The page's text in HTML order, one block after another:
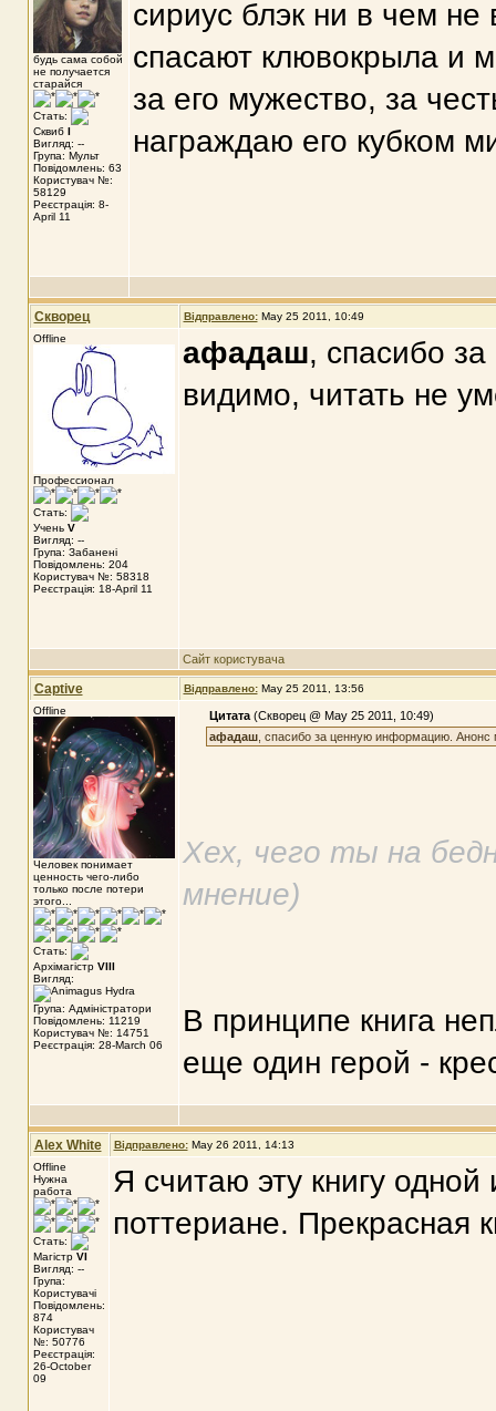
будь сама собой
не получается
старайся
Стать:
Сквиб I
Вигляд: --
Група: Мульт
Повідомлень: 63
Користувач №:
58129
Реєстрація: 8-
April 11
сириус блэк ни в чем
спасают клювокрыла и
за его мужество, за
награждаю его кубком
Скворец Відправлено: May 25 2011, 10:49
Offline
Профессионал
Стать:
Учень V
Вигляд: --
Група: Забанені
Повідомлень: 204
Користувач №: 58318
Реєстрація: 18-April 11
афадаш, спасибо
видимо, читать не
Сайт користувача
Captive Відправлено: May 25 2011, 13:56
Offline
Человек понимает
ценность чего-либо
только после потери
этого...
Стать:
Архімагістр VIII
Вигляд:
Група: Адміністратори
Повідомлень: 11219
Користувач №: 14751
Реєстрація: 28-March 06
Цитата(Скворец @ May 25 2011, 10:49)
афадаш, спасибо за ценную информацию.
Хех, чего ты на
мнение)
В принципе книга
еще один герой -
Alex White Відправлено: May 26 2011, 14:13
Offline
Нужна
работа
Стать:
Магістр VI
Вигляд: --
Група:
Користувачі
Повідомлень:
874
Користувач
№: 50776
Реєстрація:
26-October
09
Я считаю эту книгу
поттериане. Прекрасная